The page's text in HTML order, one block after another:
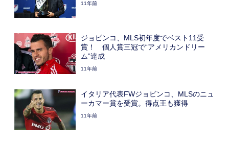
11年前
ジョビンコ、MLS初年度でベスト11受
賞！ 個人賞三冠で“アメリカンドリー
ム”達成
11年前
イタリア代表FWジョビンコ、MLSのニュ
ーカマー賞を受賞。得点王も獲得
11年前